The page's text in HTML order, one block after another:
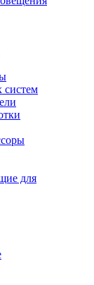
систем
для